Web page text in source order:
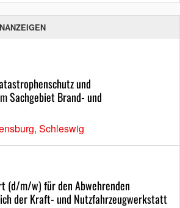
und
Sachgebiet Brand- und
Schleswig
(d/m/w) für den Abwehrenden
der Kraft- und Nutzfahrzeugwerkstatt